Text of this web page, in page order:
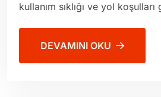
kullanım sıklığı ve yol
DEVAMINI OKU